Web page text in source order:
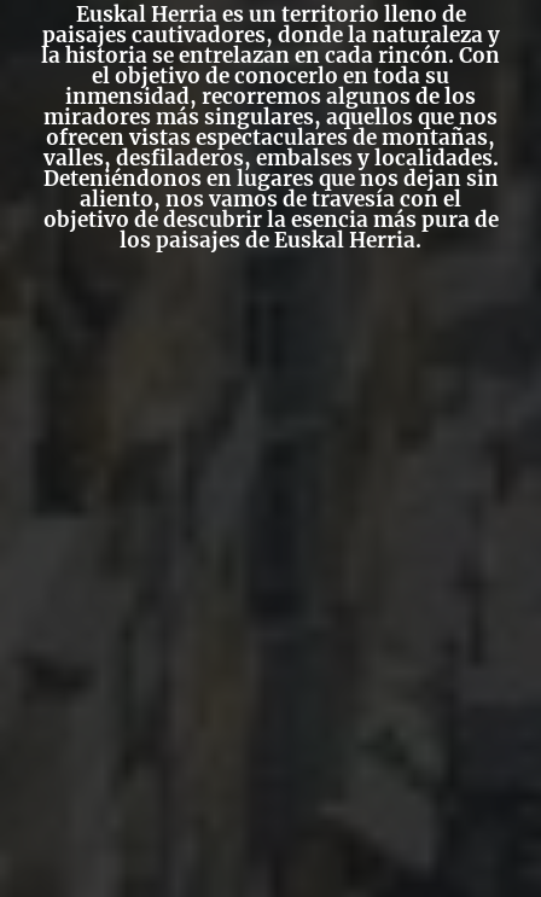
Euskal Herria es un territorio lleno de
paisajes cautivadores, donde la naturaleza y
la historia se entrelazan en cada rincón. Con
el objetivo de conocerlo en toda su
inmensidad, recorremos algunos de los
miradores más singulares, aquellos que nos
ofrecen vistas espectaculares de montañas,
valles, desfiladeros, embalses y localidades.
Deteniéndonos en lugares que nos dejan sin
aliento, nos vamos de travesía con el
objetivo de descubrir la esencia más pura de
los paisajes de Euskal Herria.